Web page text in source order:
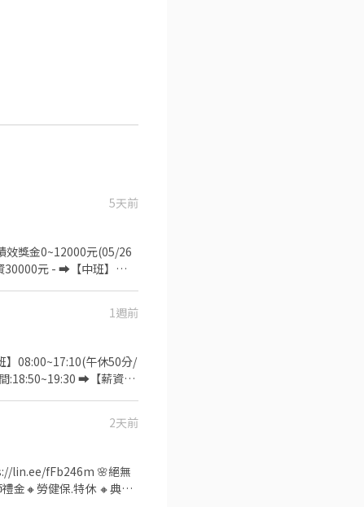
5天前
獎金0~12000元(05/26
元 - ➡️【中班】
廠冷氣房 ✅【休假制度】
補助70塊/天 - ❤️請先按
工作攏低嘉↓↓ ☎️連絡
【 快速找工作 】
1週前
08:00~17:10(午休50分/
:18:50~19:30 ➡️【薪資】
第二個月:6000元、第三
工作環境】冷氣房
餐費80塊.假日100塊
【 應徵方式 】
➡️火速找嘉嘉
2天前
lin.ee/fFb246m 🌸絕無